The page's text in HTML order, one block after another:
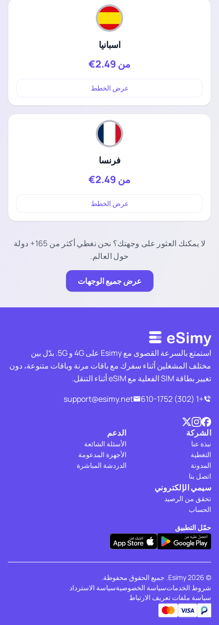
اسبانيا
من 2.49€
عرض الخطط
فرنسا
من 2.49€
عرض الخطط
لا يمكنك العثور على وجهتك؟ نحن نغطي أكثر من 165+ دولة
حول العالم.
عرض جميع الوجهات
استمتع بالسرعة القصوى مع Esimy على 4G و 5G. بدّل بين
مختلف المشغلين أثناء سفرك مع باقات مرنة وباقات متنوعة، دون
تغيير بطاقة SIM الفعلية مع eSIM أثناء التنقل.
+1 (302) 610-1752
support@esimy.net
الشركة
نبذة عنا
التغطية
المدونة
اتصل بنا
الدعم
الأسئلة الشائعة
الأجهزة المدعومة
الدردشة المباشرة
سيمي الإلكتروني
تحقق من الرصيد
الحساب
حمّل التطبيق
© 2026 Esimy. جميع الحقوق محفوظة.
شروط الخدماتسياسة الخصوصيةسياسة الاسترداد
سياسة ملفات تعريف الارتباط